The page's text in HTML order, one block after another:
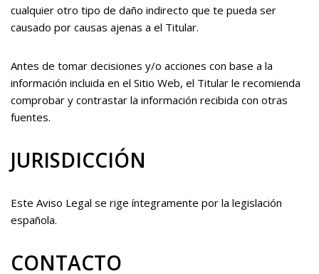
cualquier otro tipo de daño indirecto que te pueda ser
causado por causas ajenas a el Titular.
Antes de tomar decisiones y/o acciones con base a la
información incluida en el Sitio Web, el Titular le recomienda
comprobar y contrastar la información recibida con otras
fuentes.
JURISDICCIÓN
Este Aviso Legal se rige íntegramente por la legislación
española.
CONTACTO